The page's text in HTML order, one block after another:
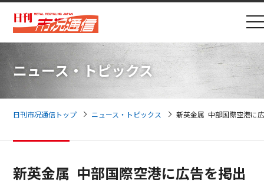
ニュース・トピックス
日刊市况通信トップ ニュース・トピックス 新英金属 中部国際空港に
新英金属 中部国際空港に広告を掲出